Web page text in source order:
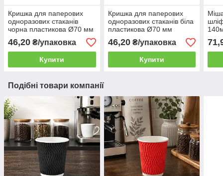
Кришка для паперових
одноразових стаканів
чорна пластикова Ø70 мм
(1ящ/60уп/3000шт)
46,20 ₴/упаковка
Купити
Кришка для паперових
одноразових стаканів біла
пластикова Ø70 мм
(1ящ/60уп/3000шт)
46,20₴/упаковка
Купити
Подібні товари компанії